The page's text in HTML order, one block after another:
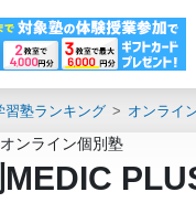
習塾ランキング オンライ
ンライン個別塾